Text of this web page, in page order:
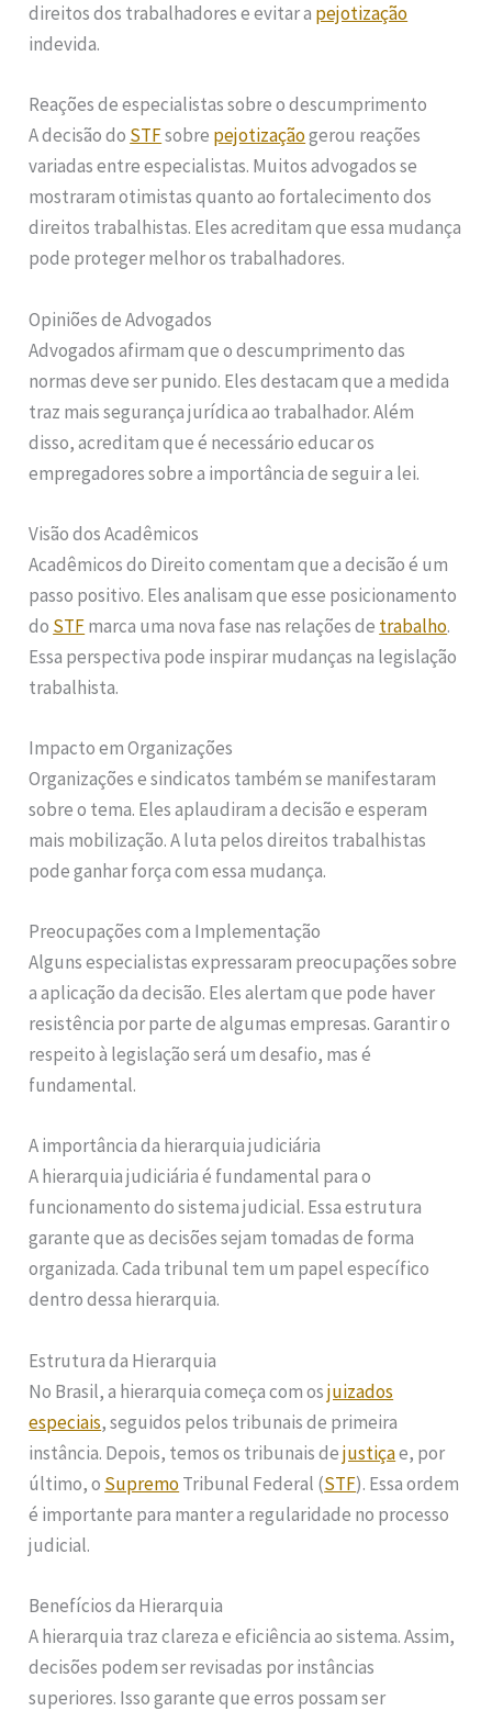
direitos dos trabalhadores e evitar a pejotização
indevida.
Reações de especialistas sobre o descumprimento
A decisão do STFsobre pejotizaçãogerou reações
variadas entre especialistas. Muitos advogados se
mostraram otimistas quanto ao fortalecimento dos
direitos trabalhistas. Eles acreditam que essa mudança
pode proteger melhor os trabalhadores.
Opiniões de Advogados
Advogados afirmam que o descumprimento das
normas deve ser punido. Eles destacam que a medida
traz mais segurança jurídica ao trabalhador. Além
disso, acreditam que é necessário educar os
empregadores sobre a importância de seguir a lei.
Visão dos Acadêmicos
Acadêmicos do Direito comentam que a decisão é um
passo positivo. Eles analisam que esse posicionamento
do STFmarca uma nova fase nas relações de trabalho.
Essa perspectiva pode inspirar mudanças na legislação
trabalhista.
Impacto em Organizações
Organizações e sindicatos também se manifestaram
sobre o tema. Eles aplaudiram a decisão e esperam
mais mobilização. A luta pelos direitos trabalhistas
pode ganhar força com essa mudança.
Preocupações com a Implementação
Alguns especialistas expressaram preocupações sobre
a aplicação da decisão. Eles alertam que pode haver
resistência por parte de algumas empresas. Garantir o
respeito à legislação será um desafio, mas é
fundamental.
A importância da hierarquia judiciária
A hierarquia judiciária é fundamental para o
funcionamento do sistema judicial. Essa estrutura
garante que as decisões sejam tomadas de forma
organizada. Cada tribunal tem um papel específico
dentro dessa hierarquia.
Estrutura da Hierarquia
No Brasil, a hierarquia começa com osjuizados
especiais, seguidos pelos tribunais de primeira
instância. Depois, temos os tribunais dejustiçae, por
último, o SupremoTribunal Federal (STF). Essa ordem
é importante para manter a regularidade no processo
judicial.
Benefícios da Hierarquia
A hierarquia traz clareza e eficiência ao sistema. Assim,
decisões podem ser revisadas por instâncias
superiores. Isso garante que erros possam ser